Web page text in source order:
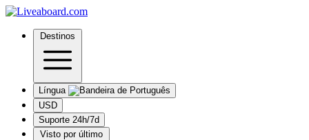
Destinos
Língua
USD
Suporte 24h/7d
Visto por último